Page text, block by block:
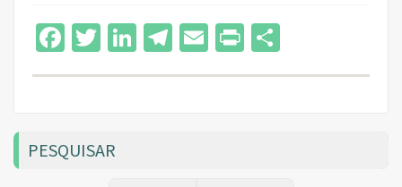
Facebook
Twitter
LinkedIn
Telegram
EmailPrint
PESQUISAR